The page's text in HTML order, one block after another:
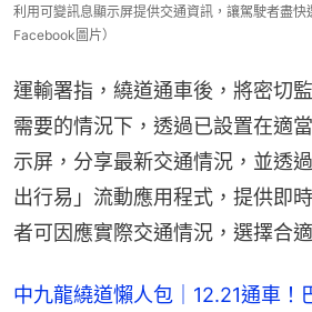
利用可變訊息顯示屏提供交通資訊，讓駕駛者盡
Facebook圖片）
運輸署指，繞道通車後，將密切
需要的情況下，透過已設置在適
示屏，分享最新交通情況，並透
出行易」流動應用程式，提供即
者可因應實際交通情況，選擇合
中九龍繞道懶人包｜12.21通車！